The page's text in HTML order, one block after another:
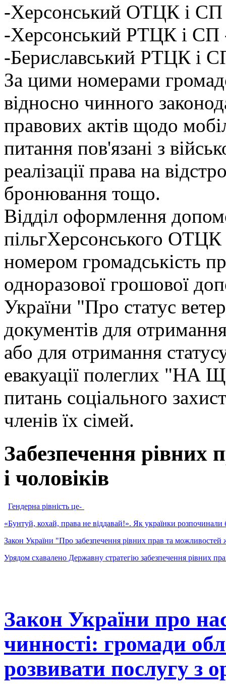
-Херсонський ОТЦК і СП
-Херсонський РТЦК і СП
-Бериславський РТЦК і
За цими номерами
відносно чинного
правових актів щодо
питання пов'язані з
реалізації права на
бронювання тощо.
Відділ оформлення
пільгХерсонського
номером громадськість
одноразової грошової
України "Про статус
документів для
або для отримання
евакуації полеглих "НА
питань соціального
членів їх сімей.
Забезпечення рівних
і чоловіків
Гендерна рівність це-
«Бунтуй, кохай, права не віддавай!». Як українки розпочинали
Закон України "Про забезпечення рівних прав та можливостей
Урядом схавалено Державну стратегію забезпечення рівних
Закон України про
чинності: громади
розвивати послугу з